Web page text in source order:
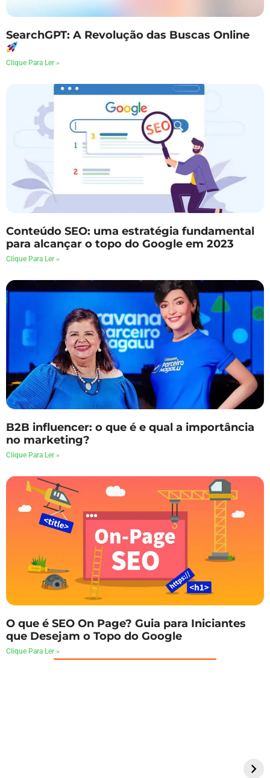
SearchGPT: A Revolução das Buscas Online
Clique Para Ler »
Conteúdo SEO: uma estratégia fundamental
para alcançar o topo do Google em 2023
Clique Para Ler »
B2B influencer: o que é e qual a importância
no marketing?
Clique Para Ler »
O que é SEO On Page? Guia para Iniciantes
que Desejam o Topo do Google
Clique Para Ler »